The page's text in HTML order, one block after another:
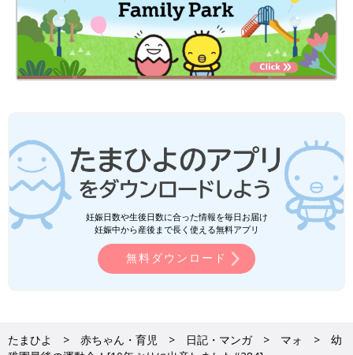
妊娠日数や生後日数に合った情報を毎日お届け
妊娠中から産後まで長く使える無料アプリ
無料ダウンロード
たまひよ 赤ちゃん・育児 日記・マンガ マォ
幼